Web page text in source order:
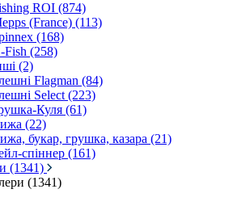
ROI (874)
(France) (113)
(168)
Fish (258)
(2)
Flagman (84)
Select (223)
Куля (61)
(22)
букар, грушка, казара (21)
спіннер (161)
(1341)
(1341)